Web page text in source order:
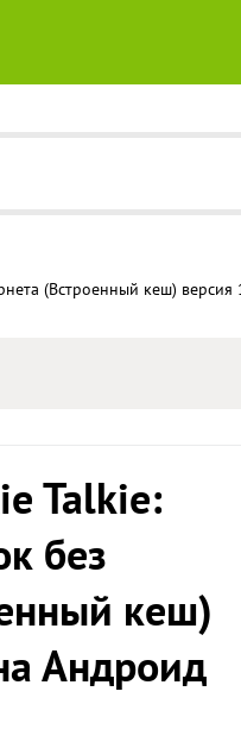
(Встроенный кеш)
Talkie:
без
кеш)
Андроид